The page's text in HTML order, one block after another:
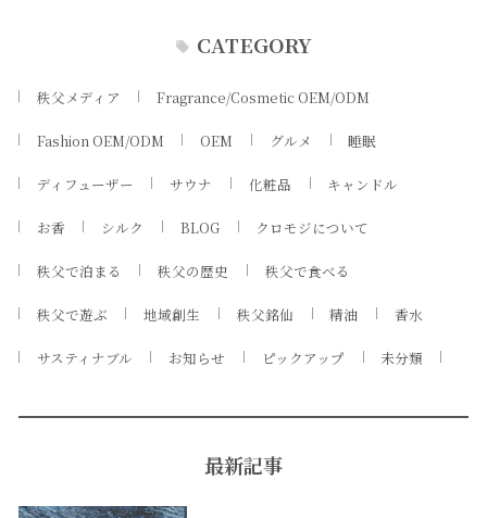
CATEGORY
秩父メディア Fragrance/Cosmetic OEM/ODM
Fashion OEM/ODM OEM グルメ 睡眠
ディフューザー サウナ 化粧品 キャンドル
お香 シルク BLOG クロモジについて
秩父で泊まる 秩父の歴史 秩父で食べる
秩父で遊ぶ 地域創生 秩父銘仙 精油 香水
サスティナブル お知らせ ピックアップ 未分類
最新記事